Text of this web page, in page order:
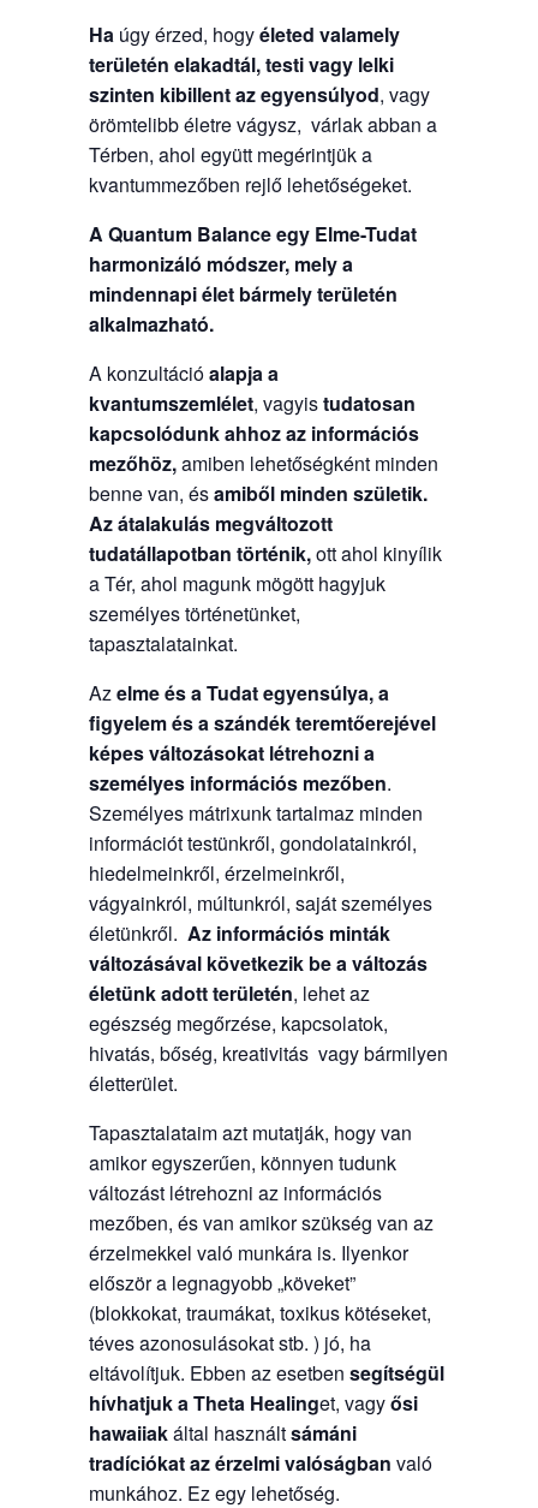
Haúgy érzed, hogyéleted valamely
területén elakadtál, testi vagy lelki
szinten kibillent az egyensúlyod, vagy
örömtelibb életre vágysz, várlak abban a
Térben, ahol együtt megérintjük a
kvantummezőben rejlő lehetőségeket.
A Quantum Balance egy Elme-Tudat
harmonizáló módszer, mely a
mindennapi élet bármely területén
alkalmazható.
A konzultációalapja a
kvantumszemlélet, vagyistudatosan
kapcsolódunk ahhoz az információs
mezőhöz,amiben lehetőségként minden
benne van, ésamiből minden születik.
Az átalakulás megváltozott
tudatállapotban történik,ott ahol kinyílik
a Tér, ahol magunk mögött hagyjuk
személyes történetünket,
tapasztalatainkat.
Azelme és a Tudat egyensúlya, a
figyelem és a szándék teremtőerejével
képes változásokat létrehozni a
személyes információs mezőben.
Személyes mátrixunk tartalmaz minden
információt testünkről, gondolatainkról,
hiedelmeinkről, érzelmeinkről,
vágyainkról, múltunkról, saját személyes
életünkről. Az információs minták
változásával következik be a változás
életünk adott területén, lehet az
egészség megőrzése, kapcsolatok,
hivatás, bőség, kreativitás vagy bármilyen
életterület.
Tapasztalataim azt mutatják, hogy van
amikor egyszerűen, könnyen tudunk
változást létrehozni az információs
mezőben, és van amikor szükség van az
érzelmekkel való munkára is. Ilyenkor
először a legnagyobb „köveket”
(blokkokat, traumákat, toxikus kötéseket,
téves azonosulásokat stb. ) jó, ha
eltávolítjuk. Ebben az esetben segítségül
hívhatjuk aTheta Healinget, vagyősi
hawaiiakáltal használtsámáni
tradíciókataz érzelmi valóságban való
munkához. Ez egy lehetőség.